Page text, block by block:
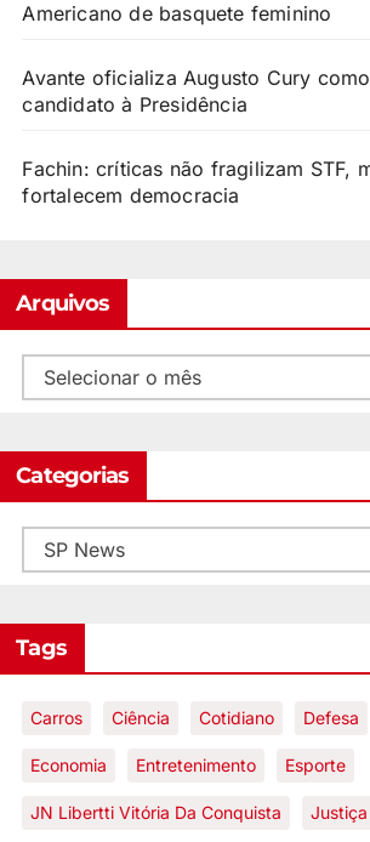
Americano de basquete feminino
Avante oficializa Augusto Cury como
candidato à Presidência
Fachin: críticas não fragilizam STF,
fortalecem democracia
Arquivos
Categorias
Tags
Carros Ciência Cotidiano Defesa
Economia Entretenimento Esporte
JN Libertti Vitória Da Conquista Justiça